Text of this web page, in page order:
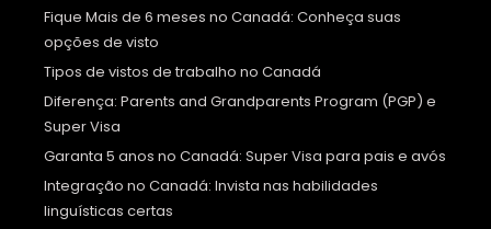
Fique Mais de 6 meses no Canadá: Conheça suas
opções de visto
Tipos de vistos de trabalho no Canadá
Diferença: Parents and Grandparents Program (PGP) e
Super Visa
Garanta 5 anos no Canadá: Super Visa para pais e avós
Integração no Canadá: Invista nas habilidades
linguísticas certas